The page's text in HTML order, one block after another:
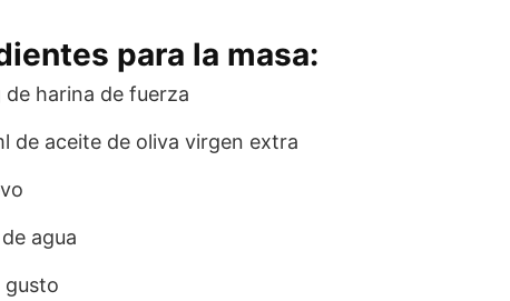
para la masa:
de harina de fuerza
de aceite de oliva virgen extra
agua
gusto